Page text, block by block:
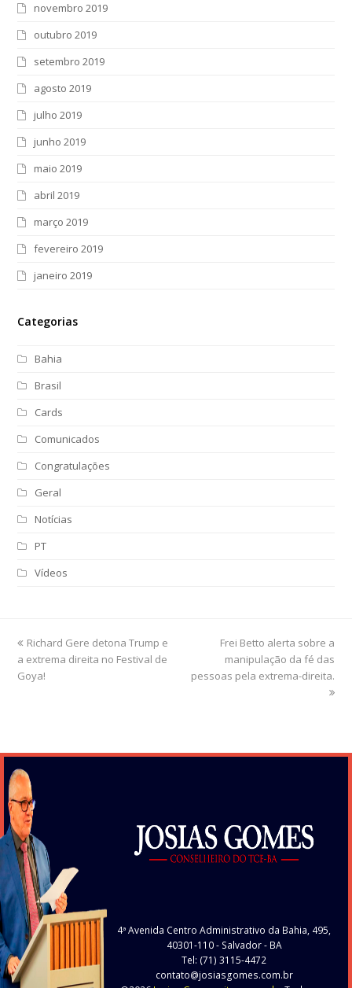
novembro 2019
outubro 2019
setembro 2019
agosto 2019
julho 2019
junho 2019
maio 2019
abril 2019
março 2019
fevereiro 2019
janeiro 2019
Categorias
Bahia
Brasil
Cards
Comunicados
Congratulações
Geral
Notícias
PT
Vídeos
previous
post:
Richard Gere detona Trump e
a extrema direita no Festival de
Goya!
next
post:
Frei Betto alerta sobre a
manipulação da fé das
pessoas pela extrema-direita.
4ª Avenida Centro Administrativo da Bahia, 495,
40301-110- Salvador - BA
Tel: (71) 3115-4472
contato@josiasgomes.com.br